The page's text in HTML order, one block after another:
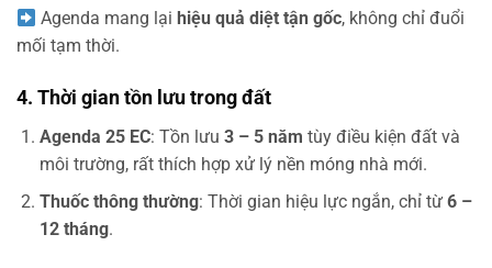
Agenda mang lạihiệu quả diệt tận gốc, không chỉ đuổi
mối tạm thời.
4. Thời gian tồn lưu trong đất
Agenda 25 EC: Tồn lưu 3 – 5 năm tùy điều kiện đất và
môi trường, rất thích hợp xử lý nền móng nhà mới.
Thuốc thông thường: Thời gian hiệu lực ngắn, chỉ từ 6 –
12 tháng.